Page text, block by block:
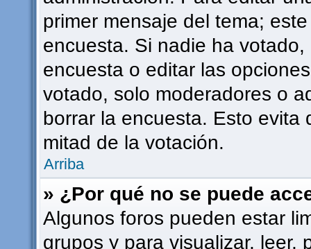
primer mensaje del tema;
encuesta. Si nadie ha
encuesta o editar las
votado, solo moderadores o
borrar la encuesta. Esto evita
mitad de la votación.
Arriba
» ¿Por qué no se puede
Algunos foros pueden estar
grupos y para visualizar, leer,